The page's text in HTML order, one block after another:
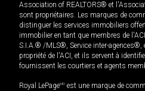
Association of REALTORS® et
sont propriétaires. Les marques de
distinguer les services immobiliers
immobilier en tant que membres de
S.I.A.® /MLS®, Service inter-
propriété de l'ACI, et ils servent à
fournissent les courtiers et agents
Royal LePageMD est une marque de